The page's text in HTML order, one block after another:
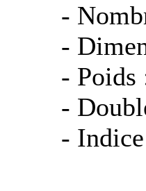
-
-
- Poids
-
-